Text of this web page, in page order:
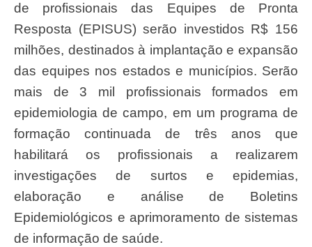
de profissionais das Equipes de Pronta
Resposta (EPISUS) serão investidos R$ 156
milhões, destinados à implantação e expansão
das equipes nos estados e municípios. Serão
mais de 3 mil profissionais formados em
epidemiologia de campo, em um programa de
formação continuada de três anos que
habilitará os profissionais a realizarem
investigações de surtos e epidemias,
elaboração e análise de Boletins
Epidemiológicos e aprimoramento de sistemas
de informação de saúde.